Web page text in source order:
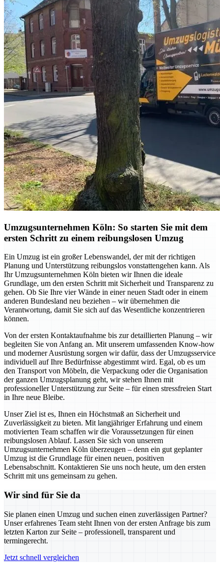
Umzugsunternehmen Köln: So starten Sie mit dem
ersten Schritt zu einem reibungslosen Umzug
Ein Umzug ist ein großer Lebenswandel, der mit der richtigen
Planung und Unterstützung reibungslos vonstattengehen kann. Als
Ihr Umzugsunternehmen Köln bieten wir Ihnen die ideale
Grundlage, um den ersten Schritt mit Sicherheit und Transparenz zu
gehen. Ob Sie Ihre vier Wände in einer neuen Stadt oder in einem
anderen Bundesland neu beziehen – wir übernehmen die
Verantwortung, damit Sie sich auf das Wesentliche konzentrieren
können.
Von der ersten Kontaktaufnahme bis zur detaillierten Planung – wir
begleiten Sie von Anfang an. Mit unserem umfassenden Know-how
und moderner Ausrüstung sorgen wir dafür, dass der Umzugsservice
individuell auf Ihre Bedürfnisse abgestimmt wird. Egal, ob es um
den Transport von Möbeln, die Verpackung oder die Organisation
der ganzen Umzugsplanung geht, wir stehen Ihnen mit
professioneller Unterstützung zur Seite – für einen stressfreien Start
in Ihre neue Bleibe.
Unser Ziel ist es, Ihnen ein Höchstmaß an Sicherheit und
Zuverlässigkeit zu bieten. Mit langjähriger Erfahrung und einem
motivierten Team schaffen wir die Voraussetzungen für einen
reibungslosen Ablauf. Lassen Sie sich von unserem
Umzugsunternehmen Köln überzeugen – denn ein gut geplanter
Umzug ist die Grundlage für einen neuen, positiven
Lebensabschnitt. Kontaktieren Sie uns noch heute, um den ersten
Schritt mit uns gemeinsam zu gehen.
Wir sind für Sie da
Sie planen einen Umzug und suchen einen zuverlässigen Partner?
Unser erfahrenes Team steht Ihnen von der ersten Anfrage bis zum
letzten Karton zur Seite – professionell, transparent und
termingerecht.
Jetzt schnell vergleichen